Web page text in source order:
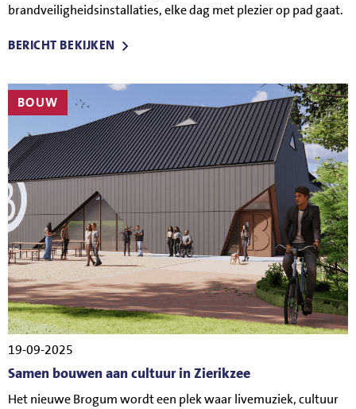
brandveiligheidsinstallaties, elke dag met plezier op pad gaat.
BERICHT BEKIJKEN
BOUW
19-09-2025
Samen bouwen aan cultuur in Zierikzee
Het nieuwe Brogum wordt een plek waar livemuziek, cultuur